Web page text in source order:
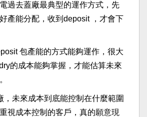
過去蓋廠最典型的運作方式，先
產能分配，收到deposit ，才會下
包產能的方式能夠運作，很大
的成本能夠掌握，才能估算未來
，未來成本到底能控制在什麼範圍
視成本控制的客戶，真的願意現